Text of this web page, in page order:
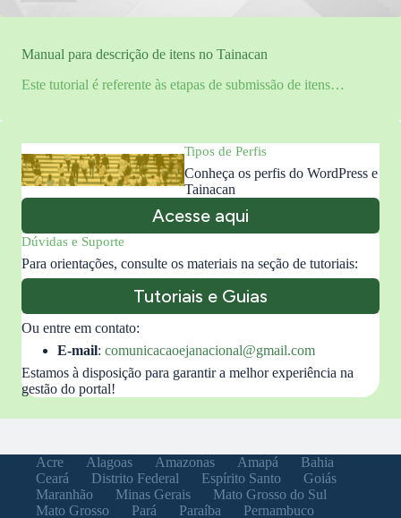
Manual para descrição de itens no Tainacan
Este tutorial é referente às etapas de submissão de itens…
Tipos de Perfis
Conheça os perfis do WordPress e
Tainacan
Acesse aqui
Dúvidas e Suporte
Para orientações, consulte os materiais na seção de tutoriais:
Tutoriais e Guias
Ou entre em contato:
E-mail: comunicacaoejanacional@gmail.com
Estamos à disposição para garantir a melhor experiência na
gestão do portal!
Acre Alagoas Amazonas Amapá
Bahia
Ceará
Distrito Federal Espírito Santo
Goiás
Maranhão
Minas Gerais
Mato Grosso do Sul
Mato Grosso
Pará Paraíba Pernambuco